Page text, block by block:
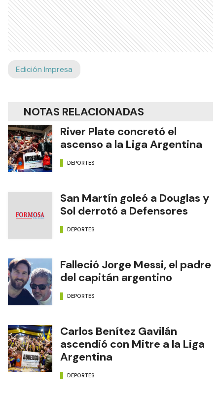
Edición Impresa
NOTAS RELACIONADAS
River Plate concretó el
ascenso a la Liga Argentina
DEPORTES
San Martín goleó a Douglas y
Sol derrotó a Defensores
DEPORTES
Falleció Jorge Messi, el padre
del capitán argentino
DEPORTES
Carlos Benítez Gavilán
ascendió con Mitre a la Liga
Argentina
DEPORTES